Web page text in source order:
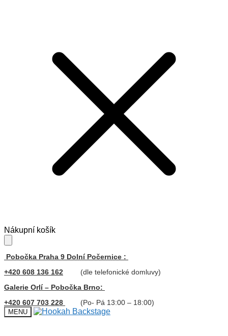
Skip
to
navigation
Skip
to
content
Nákupní košík
Pobočka Praha 9 Dolní Počernice :
+420 608 136 162
(dle telefonické domluvy)
Galerie Orlí – Pobočka Brno:
+420 607 703 228
(Po- Pá 13:00 – 18:00)
MENU